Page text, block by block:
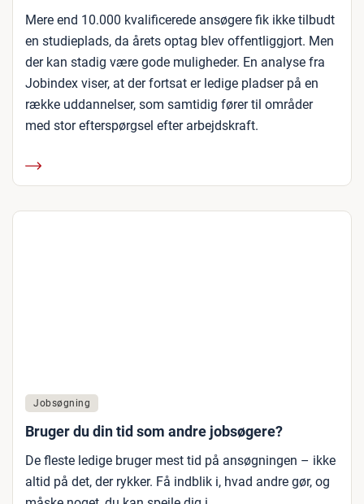
Mere end 10.000 kvalificerede ansøgere fik ikke tilbudt
en studieplads, da årets optag blev offentliggjort. Men
der kan stadig være gode muligheder. En analyse fra
Jobindex viser, at der fortsat er ledige pladser på en
række uddannelser, som samtidig fører til områder
med stor efterspørgsel efter arbejdskraft.
Jobsøgning
Bruger du din tid som andre jobsøgere?
De fleste ledige bruger mest tid på ansøgningen – ikke
altid på det, der rykker. Få indblik i, hvad andre gør, og